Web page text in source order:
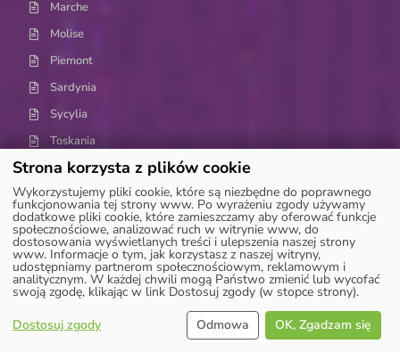
Marche
Molise
Piemont
Sardynia
Sycylia
Toskania
Trydent-Górna Adyga (Trentino-Alto Adige)
Umbria
Dolina Aosty
Wenecja Euganejska (Weneto)
Copyright © MOOSE 2022
Strona korzysta z plików cookie
Wykorzystujemy pliki cookie, które są niezbędne do poprawnego
funkcjonowania tej strony www. Po wyrażeniu zgody używamy
dodatkowe pliki cookie, które zamieszczamy aby oferować funkcje
społecznościowe, analizować ruch w witrynie www, do
dostosowania wyświetlanych treści i ulepszenia naszej strony
www. Informacje o tym, jak korzystasz z naszej witryny,
udostępniamy partnerom społecznościowym, reklamowym i
analitycznym. W każdej chwili mogą Państwo zmienić lub wycofać
swoją zgodę, klikając w link Dostosuj zgody (w stopce strony).
Dostosuj zgody
Odmowa OK, Zgadzam się